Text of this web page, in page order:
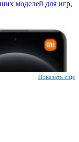
моделей для игр,
Показать еще